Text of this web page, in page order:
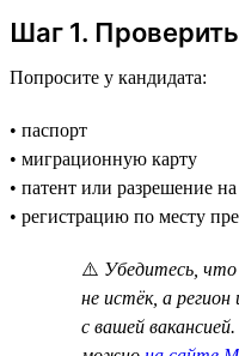
Шаг 1.
Попросите у кандидата:
• паспорт
• миграционную карту
• патент или разрешение
• регистрацию по месту
⚠️ Убедитесь, что
не истёк, а
с вашей